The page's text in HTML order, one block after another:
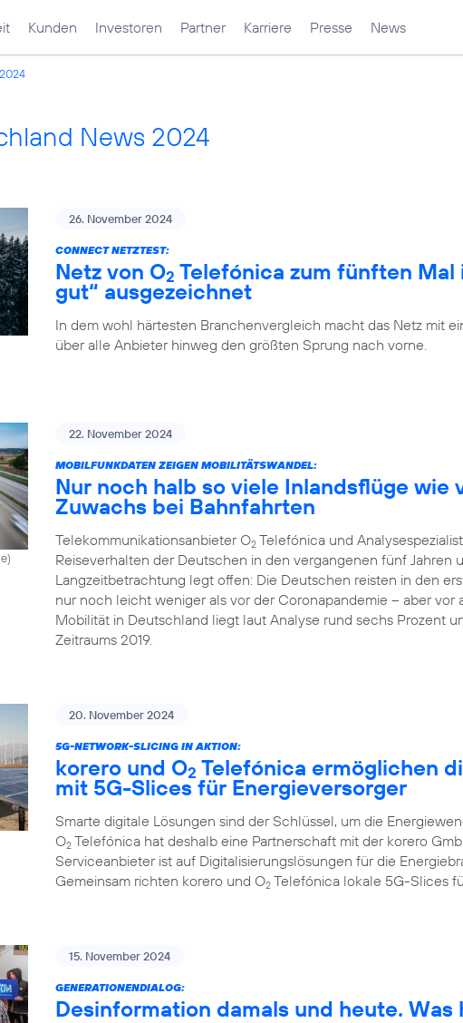
Kunden Investoren Partner Karriere Presse News
News 2024
26. November 2024
CONNECT NETZTEST:
Netz von O2 Telefónica zum fünften Mal
gut“ ausgezeichnet
In dem wohl härtesten Branchenvergleich macht das Netz mit
über alle Anbieter hinweg den größten Sprung nach vorne.
22. November 2024
MOBILFUNKDATEN ZEIGEN MOBILITÄTSWANDEL:
Nur noch halb so viele Inlandsflüge wie
Zuwachs bei Bahnfahrten
Telekommunikationsanbieter O2 Telefónica und
Reiseverhalten der Deutschen in den vergangenen fünf Jahren
Langzeitbetrachtung legt offen: Die Deutschen reisten in den
nur noch leicht weniger als vor der Coronapandemie – aber vor
Mobilität in Deutschland liegt laut Analyse rund sechs Prozent
Zeitraums 2019.
20. November 2024
5G-NETWORK-SLICING IN AKTION:
korero und O2 Telefónica ermöglichen
mit 5G-Slices für Energieversorger
Smarte digitale Lösungen sind der Schlüssel, um die
O2 Telefónica hat deshalb eine Partnerschaft mit der korero
Serviceanbieter ist auf Digitalisierungslösungen für die
Gemeinsam richten korero und O2 Telefónica lokale 5G-Slices
15. November 2024
GENERATIONENDIALOG:
Desinformation damals und heute.